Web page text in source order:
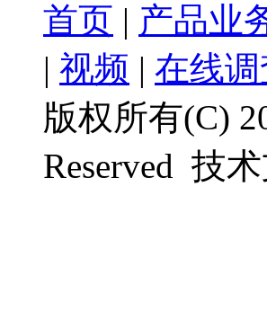
首页 | 产品业
| 视频 | 在线调
版权所有(C)
Reserved 技术